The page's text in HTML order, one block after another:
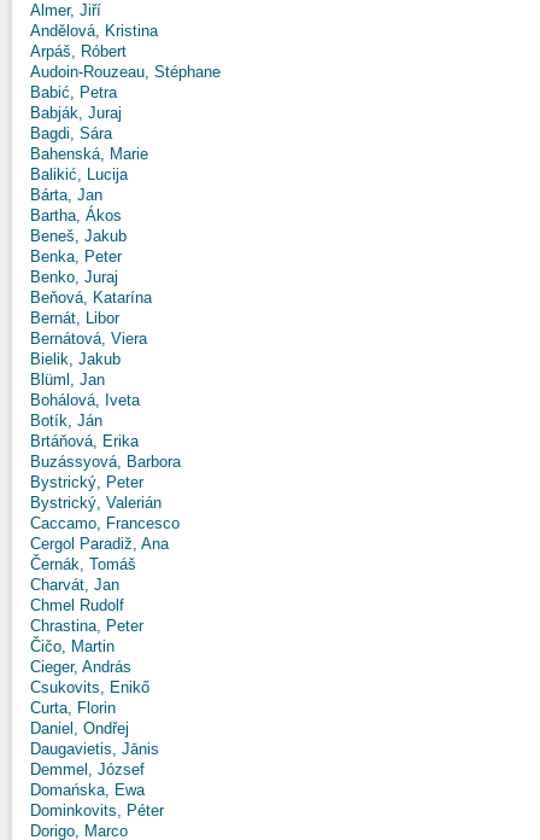
Almer, Jiří
Andělová, Kristina
Arpáš, Róbert
Audoin-Rouzeau, Stéphane
Babić, Petra
Babják, Juraj
Bagdi, Sára
Bahenská, Marie
Balikić, Lucija
Bárta, Jan
Bartha, Ákos
Beneš, Jakub
Benka, Peter
Benko, Juraj
Beňová, Katarína
Bernát, Libor
Bernátová, Viera
Bielik, Jakub
Blüml, Jan
Bohálová, Iveta
Botík, Ján
Brtáňová, Erika
Buzássyová, Barbora
Bystrický, Peter
Bystrický, Valerián
Caccamo, Francesco
Cergol Paradiž, Ana
Černák, Tomáš
Charvát, Jan
Chmel Rudolf
Chrastina, Peter
Čičo, Martin
Cieger, András
Csukovits, Enikő
Curta, Florin
Daniel, Ondřej
Daugavietis, Jānis
Demmel, József
Domańska, Ewa
Dominkovits, Péter
Dorigo, Marco